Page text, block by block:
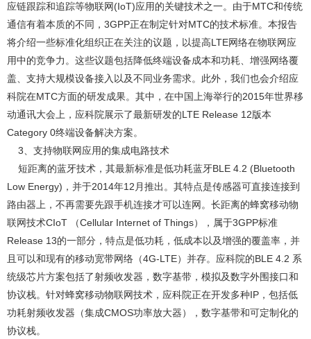
应链跟踪和追踪等物联网(IoT)应用的关键技术之一。由于MTC和传统
通信有着本质的不同，3GPP正在制定针对MTC的技术标准。本报告
将介绍一些标准化组织正在关注的议题，以提高LTE网络在物联网应
用中的竞争力。这些议题包括降低终端设备成本和功耗、增强网络覆
盖、支持大规模设备接入以及不同业务需求。此外，我们也会介绍应
科院在MTC方面的研发成果。其中，在中国上海举行的2015年世界移
动通讯大会上，应科院展示了最新研发的LTE Release 12版本
Category 0终端设备解决方案。
3、支持物联网应用的集成电路技术
短距离的蓝牙技术，其最新标准是低功耗蓝牙BLE 4.2 (Bluetooth
Low Energy)，并于2014年12月推出。其特点是传感器可直接连接到
路由器上，不再需要先跟手机连接才可以连网。长距离的蜂窝移动物
联网技术CIoT （Cellular Internet of Things），属于3GPP标准
Release 13的一部分，特点是低功耗，低成本以及增强的覆盖率，并
且可以和现有的移动宽带网络（4G-LTE）并存。应科院的BLE 4.2 系
统级芯片方案包括了射频收发器，数字基带，模拟及数字外围接口和
协议栈。针对蜂窝移动物联网技术，应科院正在开发多种IP，包括低
功耗射频收发器（集成CMOS功率放大器），数字基带和可定制化的
协议栈。